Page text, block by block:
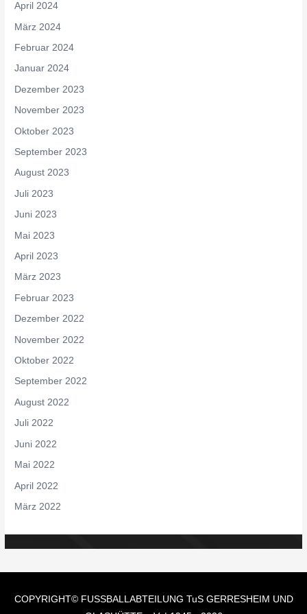
April 2024
März 2024
Februar 2024
Januar 2024
Dezember 2023
November 2023
Oktober 2023
September 2023
August 2023
Juli 2023
Juni 2023
Mai 2023
April 2023
März 2023
Februar 2023
Dezember 2022
November 2022
Oktober 2022
September 2022
August 2022
Juli 2022
Juni 2022
Mai 2022
April 2022
März 2022
COPYRIGHT© FUSSBALLABTEILUNG TuS GERRESHEIM UND